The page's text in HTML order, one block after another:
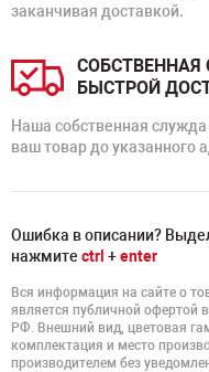
заканчивая доставкой.
БЫСТРОЙ
Наша собственная
ваш товар до указанного
Ошибка в описании?
нажмите ctrl +enter
Вся информация на сайте о
является публичной офертой
РФ. Внешний вид, цветовая
комплектация и место
производителем без